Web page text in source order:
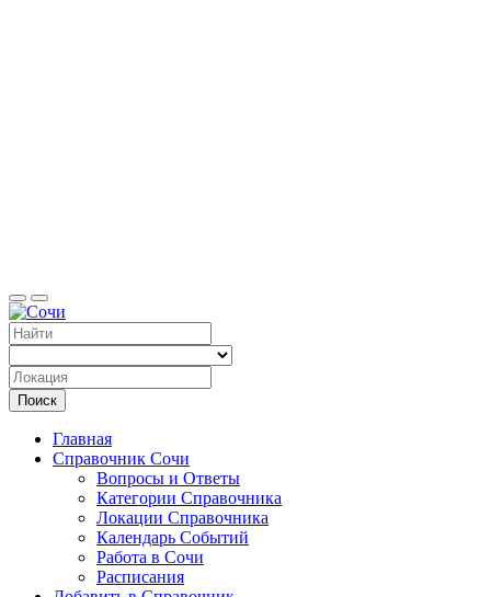
Сочи
Поиск
Главная
Справочник Сочи
Вопросы и Ответы
Категории Справочника
Локации Справочника
Календарь Событий
Работа в Сочи
Расписания